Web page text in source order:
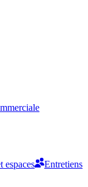
espaces
Entretiens